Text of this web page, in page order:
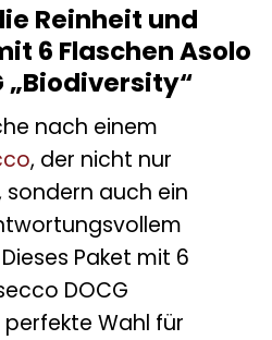
Reinheit und
6 Flaschen Asolo
„Biodiversity“
nach einem
, der nicht nur
sondern auch ein
Paket mit 6
DOCG
perfekte Wahl für